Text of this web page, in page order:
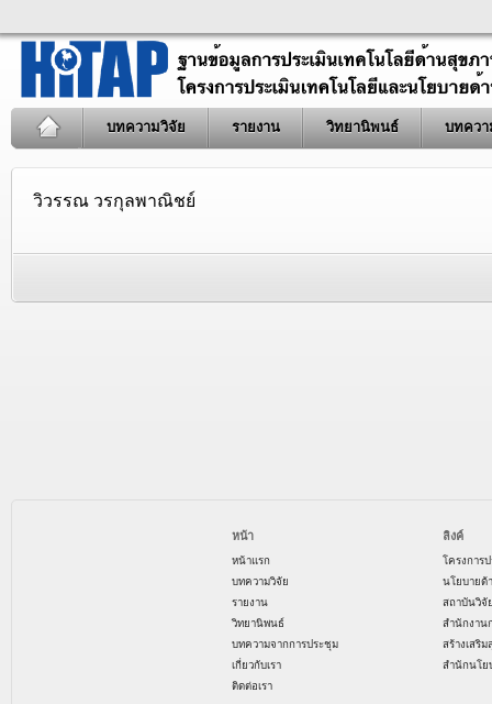
บทความวิจัย รายงาน วิทยานิพนธ์ บทควา
วิวรรณ วรกุลพาณิชย์
หน้า
หน้าแรก
บทความวิจัย
รายงาน
วิทยานิพนธ์
บทความจากการประชุม
เกี่ยวกับเรา
ติดต่อเรา
ลิงค์
โครงการ
นโยบายด้
สถาบันวิจั
สำนักงาน
สร้างเสริ
สำนักนโย